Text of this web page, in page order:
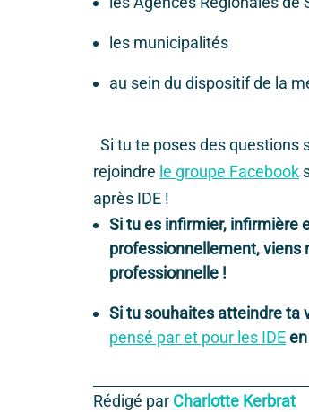
les municipalités
au sein du dispositif de la
Si tu te poses des questions
rejoindre le groupe Facebook
après IDE !
Si tu es infirmier, infirmière
professionnellement, viens
professionnelle !
Si tu souhaites atteindre ta
pensé par et pour les IDE
Rédigé par Charlotte Kerbrat